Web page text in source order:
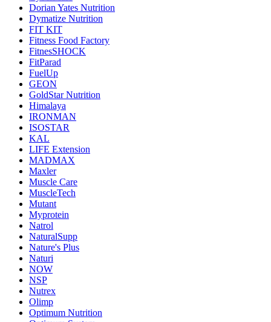
Dorian Yates Nutrition
Dymatize Nutrition
FIT KIT
Fitness Food Factory
FitnesSHOCK
FitParad
FuelUp
GEON
GoldStar Nutrition
Himalaya
IRONMAN
ISOSTAR
KAL
LIFE Extension
MADMAX
Maxler
Muscle Care
MuscleTech
Mutant
Myprotein
Natrol
NaturalSupp
Nature's Plus
Naturi
NOW
NSP
Nutrex
Olimp
Optimum Nutrition